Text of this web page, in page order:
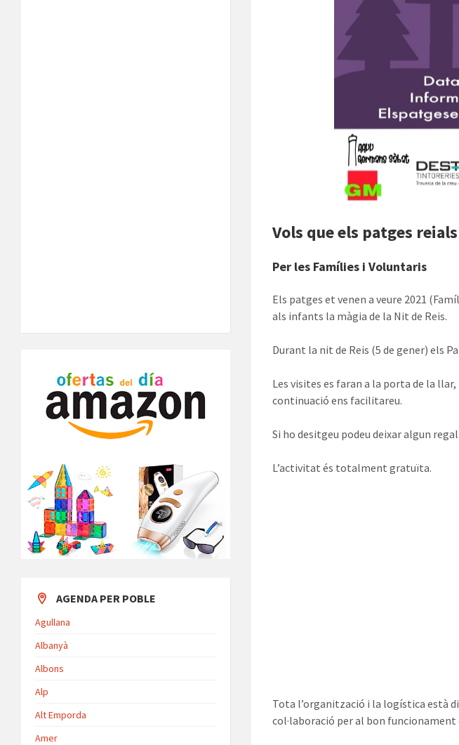
Vols que els patges
Per les Famílies i Voluntaris
Els patges et venen a veure 2021
als infants la màgia de la Nit de Reis.
Durant la nit de Reis (5 de gener) els
Les visites es faran a la porta de la
continuació ens facilitareu.
Si ho desitgeu podeu deixar algun
L’activitat és totalment gratuïta.
Tota l’organització i la logística està
col·laboració per al bon funcionament
AGENDA PER POBLE
Agullana
Albanyà
Albons
Alp
Alt Emporda
Amer